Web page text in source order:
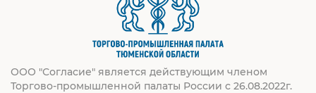
ООО "Согласие" является действующим членом
Торгово-промышленной палаты России с 26.08.2022г.